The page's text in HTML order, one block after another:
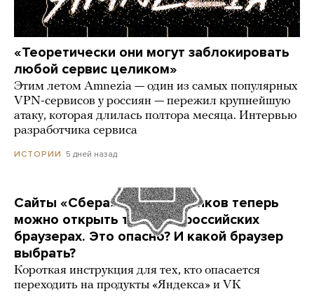
«Теоретически они могут заблокировать
любой сервис целиком»
Этим летом Amnezia — один из самых популярных
VPN-сервисов у россиян — пережил крупнейшую
атаку, которая длилась полтора месяца. Интервью
разработчика сервиса
ИСТОРИИ 5 дней назад
Сайты «Сбера» и других банков теперь
можно открыть только в российских
браузерах. Это опасно? И какой браузер
выбрать?
Короткая инструкция для тех, кто опасается
переходить на продукты «Яндекса» и VK